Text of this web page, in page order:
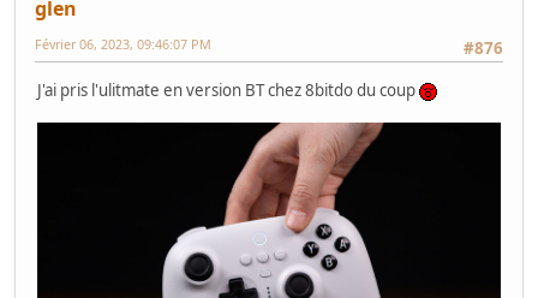
glen
#876
Février 06, 2023, 09:46:07 PM
J'ai pris l'ulitmate en version BT chez 8bitdo du coup